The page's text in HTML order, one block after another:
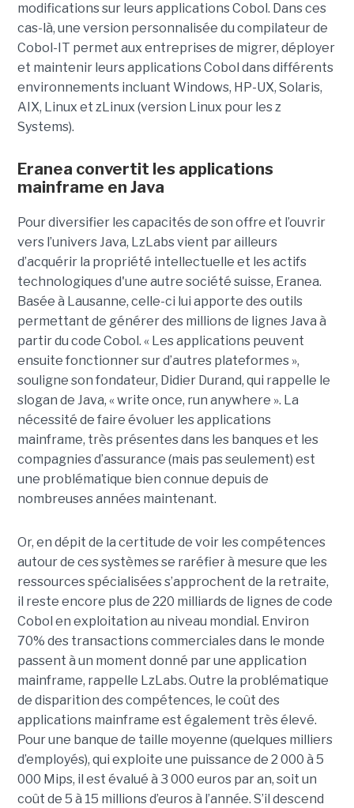
modifications sur leurs applications Cobol. Dans ces
cas-là, une version personnalisée du compilateur de
Cobol-IT permet aux entreprises de migrer, déployer
et maintenir leurs applications Cobol dans différents
environnements incluant Windows, HP-UX, Solaris,
AIX, Linux et zLinux (version Linux pour les z
Systems).
Eranea convertit les applications
mainframe en Java
Pour diversifier les capacités de son offre et l’ouvrir
vers l’univers Java, LzLabs vient par ailleurs
d’acquérir la propriété intellectuelle et les actifs
technologiques d'une autre société suisse, Eranea.
Basée à Lausanne, celle-ci lui apporte des outils
permettant de générer des millions de lignes Java à
partir du code Cobol. « Les applications peuvent
ensuite fonctionner sur d’autres plateformes »,
souligne son fondateur, Didier Durand, qui rappelle le
slogan de Java, « write once, run anywhere ». La
nécessité de faire évoluer les applications
mainframe, très présentes dans les banques et les
compagnies d’assurance (mais pas seulement) est
une problématique bien connue depuis de
nombreuses années maintenant.
Or, en dépit de la certitude de voir les compétences
autour de ces systèmes se raréfier à mesure que les
ressources spécialisées s’approchent de la retraite,
il reste encore plus de 220 milliards de lignes de code
Cobol en exploitation au niveau mondial. Environ
70% des transactions commerciales dans le monde
passent à un moment donné par une application
mainframe, rappelle LzLabs. Outre la problématique
de disparition des compétences, le coût des
applications mainframe est également très élevé.
Pour une banque de taille moyenne (quelques milliers
d’employés), qui exploite une puissance de 2 000 à 5
000 Mips, il est évalué à 3 000 euros par an, soit un
coût de 5 à 15 millions d’euros à l’année. S’il descend